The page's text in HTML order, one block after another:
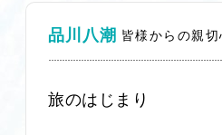
品川八潮 皆様からの親
旅のはじまり